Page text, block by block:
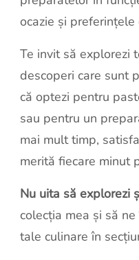
ocazie și preferințele
Te invit să explorezi
descoperi care sunt
că optezi pentru
sau pentru un
mai mult timp,
merită fiecare minut
Nu uita să explorezi
colecția mea și să
tale culinare în